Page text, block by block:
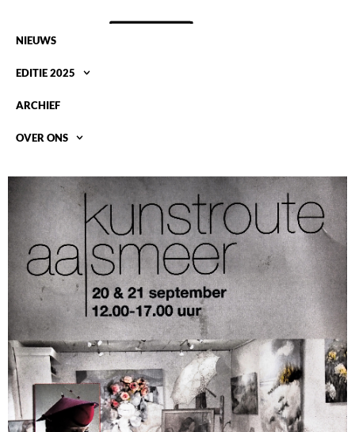
NIEUWS
EDITIE 2025
ARCHIEF
OVER ONS